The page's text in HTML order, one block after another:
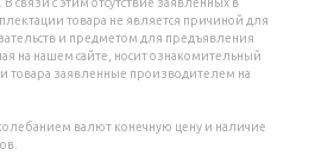
товара не является причиной для
и предметом для предъявления
на нашем сайте, носит ознакомительный
товара заявленные производителем на
валют конечную цену и наличие